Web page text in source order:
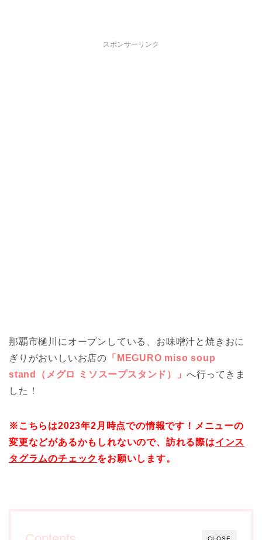
スポンサーリンク
那覇市樋川にオープンしている、お味噌汁と焼きおに
ぎりがおいしいお店の 「MEGURO miso soup
stand（メグロ ミソスープスタンド）」 へ行ってきま
した！
※こちらは2023年2月時点での情報です！メニューの
変更などがあるかもしれないので、訪れる際はインス
タグラムのチェック をお願いします。
CLOSE